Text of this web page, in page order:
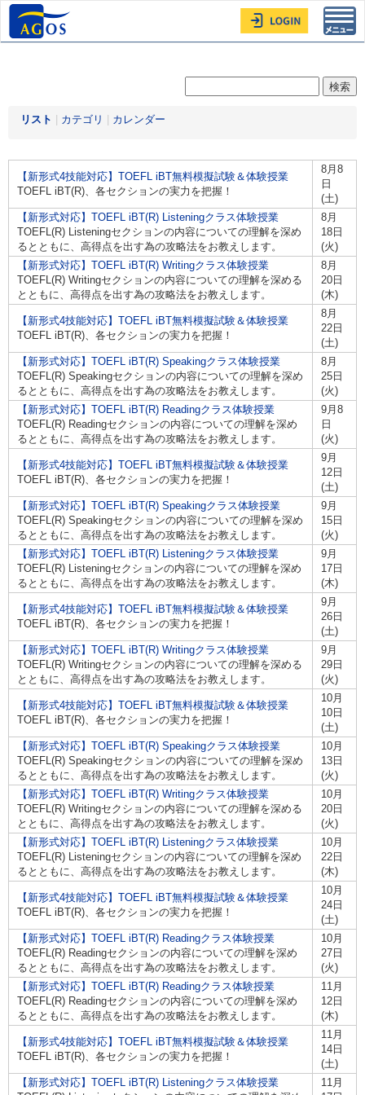
リスト カテゴリ カレンダー
【新形式4技能対応】TOEFL iBT無料模擬試験＆体験授業
TOEFL iBT(R)、各セクションの実力を把握！
8月8
日
(土)
【新形式対応】TOEFL iBT(R) Listeningクラス体験授業
TOEFL(R) Listeningセクションの内容についての理解を深め
るとともに、高得点を出す為の攻略法をお教えします。
8月
18日
(火)
【新形式対応】TOEFL iBT(R) Writingクラス体験授業
TOEFL(R) Writingセクションの内容についての理解を深める
とともに、高得点を出す為の攻略法をお教えします。
8月
20日
(木)
【新形式4技能対応】TOEFL iBT無料模擬試験＆体験授業
TOEFL iBT(R)、各セクションの実力を把握！
8月
22日
(土)
【新形式対応】TOEFL iBT(R) Speakingクラス体験授業
TOEFL(R) Speakingセクションの内容についての理解を深め
るとともに、高得点を出す為の攻略法をお教えします。
8月
25日
(火)
【新形式対応】TOEFL iBT(R) Readingクラス体験授業
TOEFL(R) Readingセクションの内容についての理解を深め
るとともに、高得点を出す為の攻略法をお教えします。
9月8
日
(火)
【新形式4技能対応】TOEFL iBT無料模擬試験＆体験授業
TOEFL iBT(R)、各セクションの実力を把握！
9月
12日
(土)
【新形式対応】TOEFL iBT(R) Speakingクラス体験授業
TOEFL(R) Speakingセクションの内容についての理解を深め
るとともに、高得点を出す為の攻略法をお教えします。
9月
15日
(火)
【新形式対応】TOEFL iBT(R) Listeningクラス体験授業
TOEFL(R) Listeningセクションの内容についての理解を深め
るとともに、高得点を出す為の攻略法をお教えします。
9月
17日
(木)
【新形式4技能対応】TOEFL iBT無料模擬試験＆体験授業
TOEFL iBT(R)、各セクションの実力を把握！
9月
26日
(土)
【新形式対応】TOEFL iBT(R) Writingクラス体験授業
TOEFL(R) Writingセクションの内容についての理解を深める
とともに、高得点を出す為の攻略法をお教えします。
9月
29日
(火)
【新形式4技能対応】TOEFL iBT無料模擬試験＆体験授業
TOEFL iBT(R)、各セクションの実力を把握！
10月
10日
(土)
【新形式対応】TOEFL iBT(R) Speakingクラス体験授業
TOEFL(R) Speakingセクションの内容についての理解を深め
るとともに、高得点を出す為の攻略法をお教えします。
10月
13日
(火)
【新形式対応】TOEFL iBT(R) Writingクラス体験授業
TOEFL(R) Writingセクションの内容についての理解を深める
とともに、高得点を出す為の攻略法をお教えします。
10月
20日
(火)
【新形式対応】TOEFL iBT(R) Listeningクラス体験授業
TOEFL(R) Listeningセクションの内容についての理解を深め
るとともに、高得点を出す為の攻略法をお教えします。
10月
22日
(木)
【新形式4技能対応】TOEFL iBT無料模擬試験＆体験授業
TOEFL iBT(R)、各セクションの実力を把握！
10月
24日
(土)
【新形式対応】TOEFL iBT(R) Readingクラス体験授業
TOEFL(R) Readingセクションの内容についての理解を深め
るとともに、高得点を出す為の攻略法をお教えします。
10月
27日
(火)
【新形式対応】TOEFL iBT(R) Readingクラス体験授業
TOEFL(R) Readingセクションの内容についての理解を深め
るとともに、高得点を出す為の攻略法をお教えします。
11月
12日
(木)
【新形式4技能対応】TOEFL iBT無料模擬試験＆体験授業
TOEFL iBT(R)、各セクションの実力を把握！
11月
14日
(土)
【新形式対応】TOEFL iBT(R) Listeningクラス体験授業
11月